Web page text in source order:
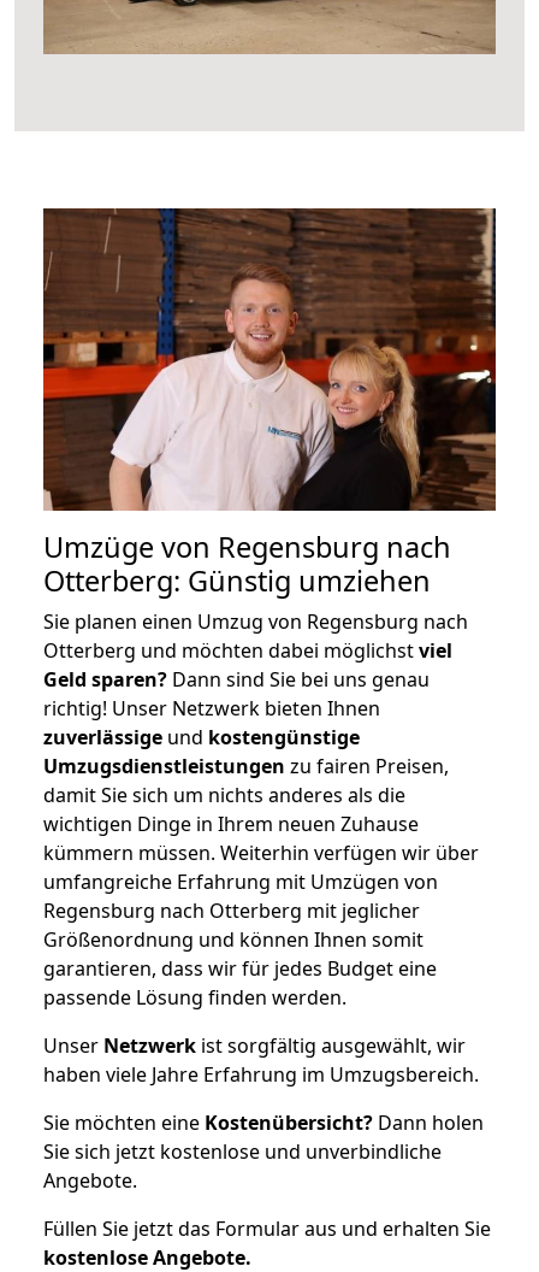
Umzüge von Regensburg nach
Otterberg: Günstig umziehen
Sie planen einen Umzug von Regensburg nach
Otterberg und möchten dabei möglichstviel
Geld sparen? Dann sind Sie bei uns genau
richtig! Unser Netzwerk bieten Ihnen
zuverlässige und kostengünstige
Umzugsdienstleistungen zu fairen Preisen,
damit Sie sich um nichts anderes als die
wichtigen Dinge in Ihrem neuen Zuhause
kümmern müssen. Weiterhin verfügen wir über
umfangreiche Erfahrung mit Umzügen von
Regensburg nach Otterberg mit jeglicher
Größenordnung und können Ihnen somit
garantieren, dass wir für jedes Budget eine
passende Lösung finden werden.
Unser Netzwerk ist sorgfältig ausgewählt, wir
haben viele Jahre Erfahrung im Umzugsbereich.
Sie möchten eine Kostenübersicht? Dann holen
Sie sich jetzt kostenlose und unverbindliche
Angebote.
Füllen Sie jetzt das Formular aus und erhalten Sie
kostenloseAngebote.